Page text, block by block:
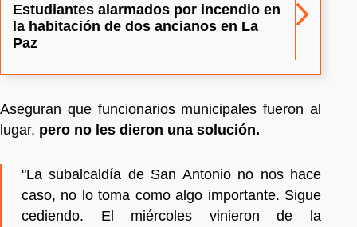
Estudiantes alarmados por incendio en
la habitación de dos ancianos en La
Paz
Aseguran que funcionarios municipales fueron al
lugar, pero no les dieron una solución.
"La subalcaldía de San Antonio no nos hace
caso, no lo toma como algo importante. Sigue
cediendo. El miércoles vinieron de la